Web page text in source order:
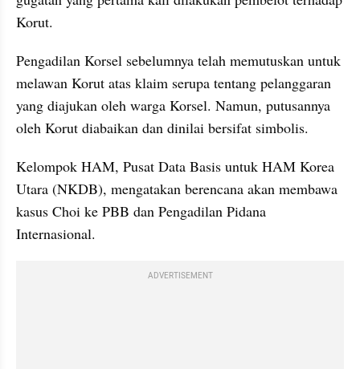
Korut.
Pengadilan Korsel sebelumnya telah memutuskan untuk
melawan Korut atas klaim serupa tentang pelanggaran
yang diajukan oleh warga Korsel. Namun, putusannya
oleh Korut diabaikan dan dinilai bersifat simbolis.
Kelompok HAM, Pusat Data Basis untuk HAM Korea
Utara (NKDB), mengatakan berencana akan membawa
kasus Choi ke PBB dan Pengadilan Pidana
Internasional.
ADVERTISEMENT